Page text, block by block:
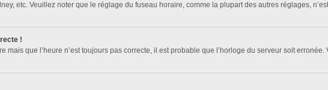
etc. Veuillez noter que le réglage du fuseau horaire, comme la plupart des autres réglages,
!
mais que l’heure n’est toujours pas correcte, il est probable que l’horloge du serveur soit